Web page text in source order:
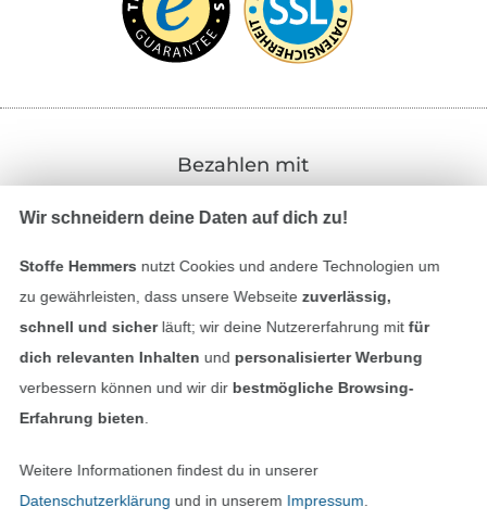
Bezahlen mit
Unsere Versandpartner
In den deutschen Shop wechseln (aktuell
Wir schneidern deine Daten auf dich zu!
Stoffe Hemmers nutzt Cookies und andere Technologien um
zu gewährleisten, dass unsere Webseite zuverlässig,
schnell und sicherläuft; wir deine Nutzererfahrung mitfür
dich relevanten Inhalten und personalisierter Werbung
verbessern können und wir dir bestmögliche Browsing-
Erfahrung bieten
Weitere Informationen findest du in unserer
Datenschutzerklärung und in unserem Impressum